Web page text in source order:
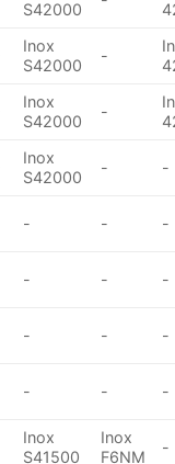
S42000
Inox
S42000
-
Inox
S42000
-
Inox
S42000
- -
- - -
- - -
- - -
- - -
Inox
S41500
Inox
F6NM
-